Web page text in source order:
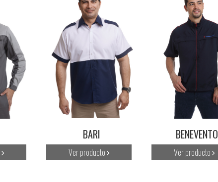
BARI
Ver producto
BENEVENTO
Ver producto